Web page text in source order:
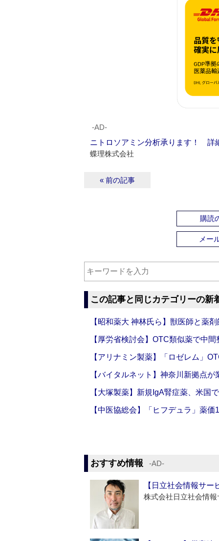
‐AD‐
ニトロソアミン分析承ります！ 詳
蝶理株式会社
« 前の記事
購読
メー
この記事と同じカテゴリーの新
【昭和薬大 神林氏ら】獣医師と薬
【厚労省検討会】OTC類似薬で中
【アリナミン製薬】「ロゼレム」
【バイタルネット】神奈川新拠点
【大塚製薬】新規IgA腎症薬、米国
【中医協総会】「ヒフデュラ」薬
おすすめ情報 ‐AD‐
【日立社会情報サ
株式会社日立社会情報